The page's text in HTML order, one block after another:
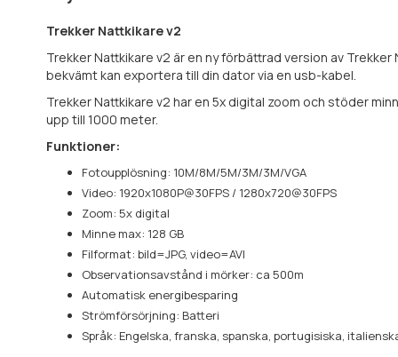
Trekker Nattkikare v2
Trekker Nattkikare v2 är en ny förbättrad version av
bekvämt kan exportera till din dator via en usb-kabel.
Trekker Nattkikare v2 har en 5x digital zoom och stöder
upp till 1000 meter.
Funktioner:
Fotoupplösning: 10M/8M/5M/3M/3M/VGA
Video: 1920x1080P@30FPS / 1280x720@30FPS
Zoom: 5x digital
Minne max: 128 GB
Filformat: bild=JPG, video=AVI
Observationsavstånd i mörker: ca 500m
Automatisk energibesparing
Strömförsörjning: Batteri
Språk: Engelska, franska, spanska, portugisiska,